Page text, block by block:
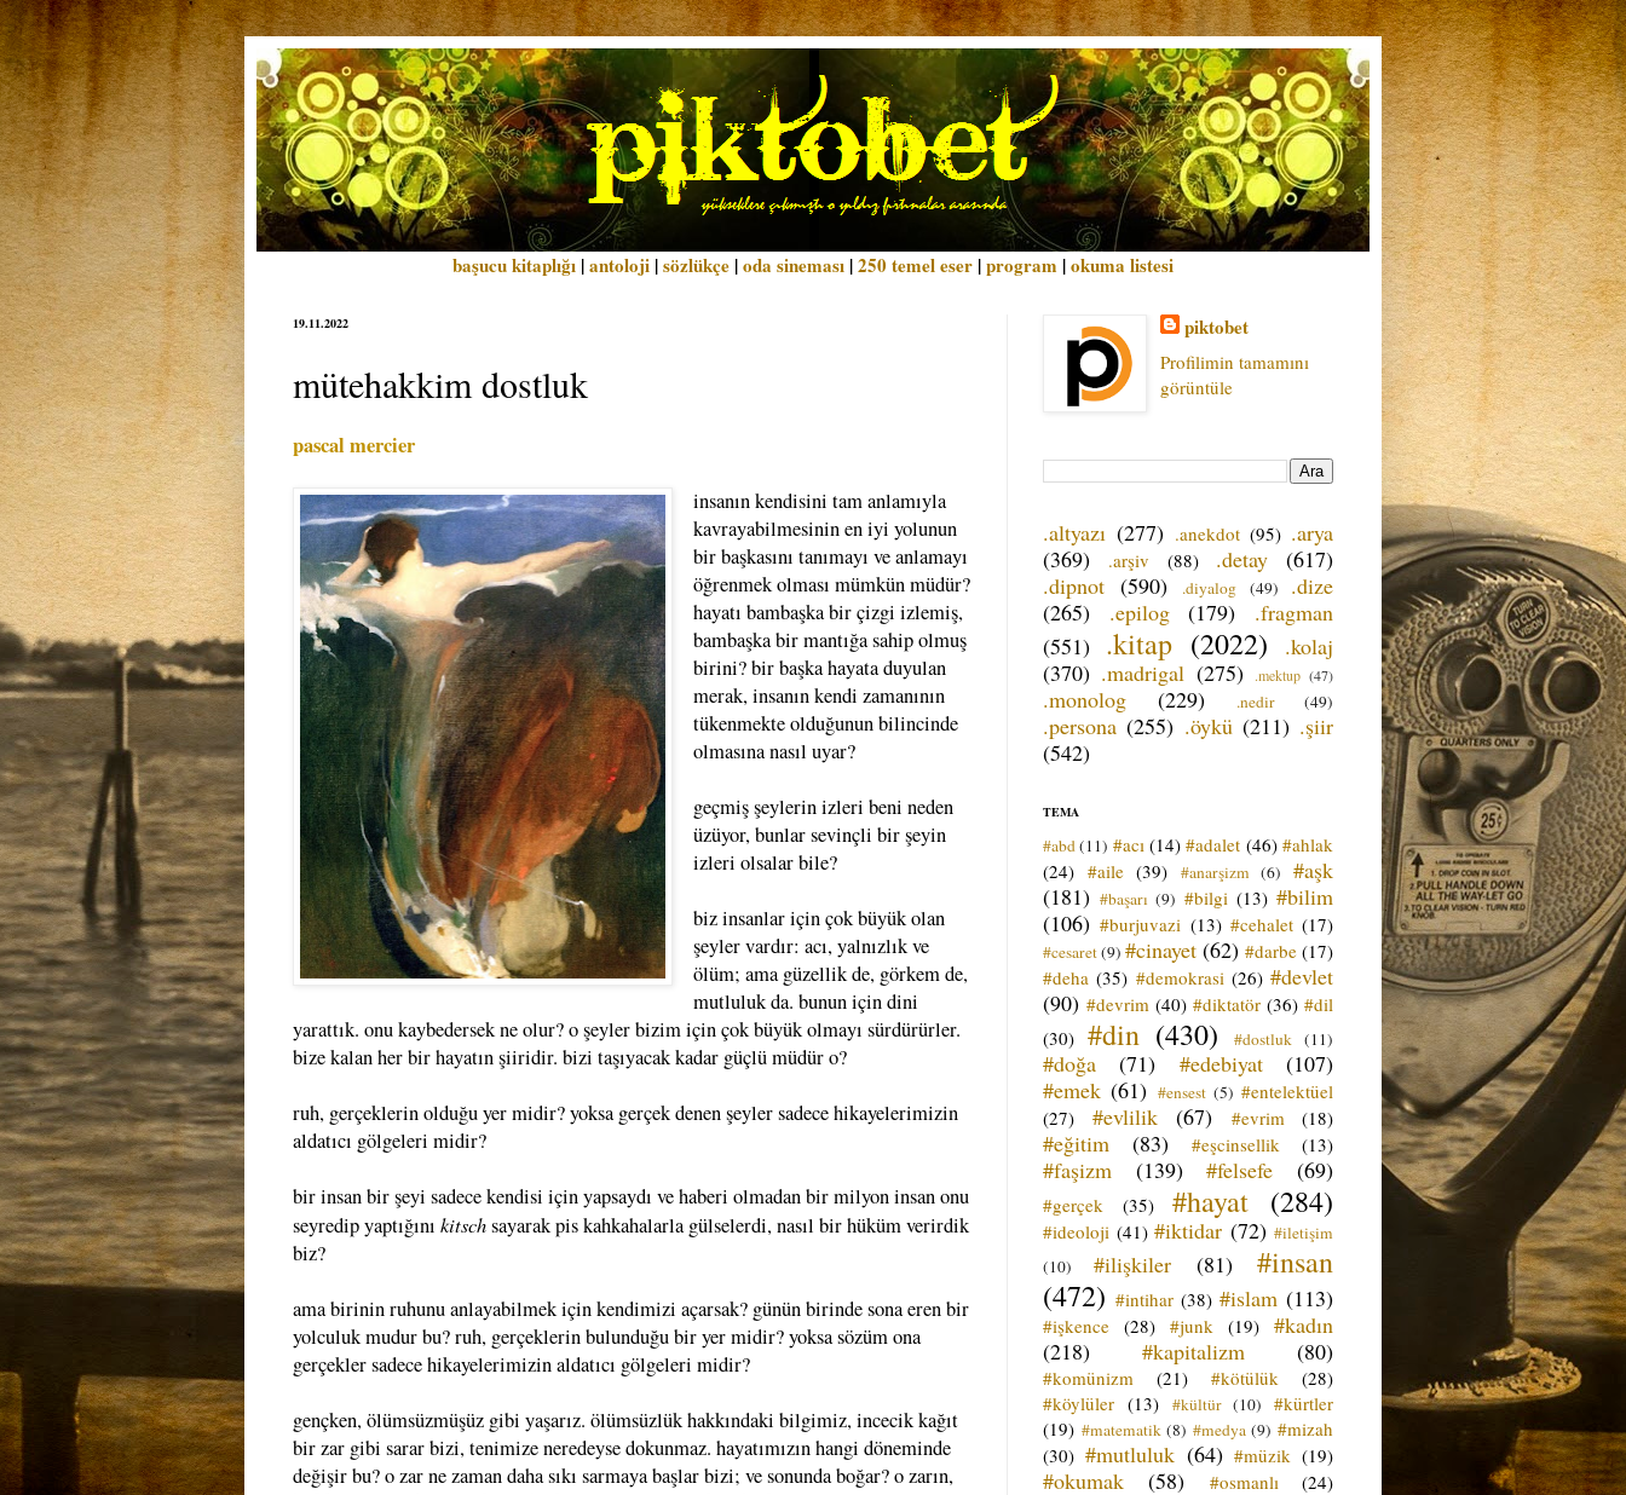
başucu kitaplığı |antoloji |sözlükçe |oda sineması |250 temel eser |program |okuma listesi
19.11.2022
mütehakkim dostluk
pascal mercier
insanın kendisini tam anlamıyla
kavrayabilmesinin en iyi yolunun
bir başkasını tanımayı ve anlamayı
öğrenmek olması mümkün müdür?
hayatı bambaşka bir çizgi izlemiş,
bambaşka bir mantığa sahip olmuş
birini? bir başka hayata duyulan
merak, insanın kendi zamanının
tükenmekte olduğunun bilincinde
olmasına nasıl uyar?
geçmiş şeylerin izleri beni neden
üzüyor, bunlar sevinçli bir şeyin
izleri olsalar bile?
biz insanlar için çok büyük olan
şeyler vardır: acı, yalnızlık ve
ölüm; ama güzellik de, görkem de,
mutluluk da. bunun için dini
yarattık. onu kaybedersek ne olur? o şeyler bizim için çok büyük olmayı sürdürürler.
bize kalan her bir hayatın şiiridir. bizi taşıyacak kadar güçlü müdür o?
ruh, gerçeklerin olduğu yer midir? yoksa gerçek denen şeyler sadece hikayelerimizin
aldatıcı gölgeleri midir?
bir insan bir şeyi sadece kendisi için yapsaydı ve haberi olmadan bir milyon insan onu
seyredip yaptığını kitschsayarak pis kahkahalarla gülselerdi, nasıl bir hüküm verirdik
biz?
ama birinin ruhunu anlayabilmek için kendimizi açarsak? günün birinde sona eren bir
yolculuk mudur bu? ruh, gerçeklerin bulunduğu bir yer midir? yoksa sözüm ona
gerçekler sadece hikayelerimizin aldatıcı gölgeleri midir?
gençken, ölümsüzmüşüz gibi yaşarız. ölümsüzlük hakkındaki bilgimiz, incecik kağıt
bir zar gibi sarar bizi, tenimize neredeyse dokunmaz. hayatımızın hangi döneminde
değişir bu? o zar ne zaman daha sıkı sarmaya başlar bizi; ve sonunda boğar? o zarın,
piktobet
Profilimin tamamını
görüntüle
.altyazı (277) .anekdot (95) .arya
(369)
.arşiv (88) .detay
(617)
.dipnot (590) .diyalog (49)
.dize
(265)
.epilog (179)
.fragman
(551) .kitap (2022)
.kolaj
(370) .madrigal (275) .mektup (47)
.monolog (229) .nedir (49)
.persona (255) .öykü (211) .şiir
(542)
TEMA
#abd (11) #acı (14) #adalet (46) #ahlak
(24) #aile (39) #anarşizm (6)
#aşk
(181) #başarı (9) #bilgi (13) #bilim
(106) #burjuvazi (13) #cehalet (17)
#cesaret(9) #cinayet (62) #darbe (17)
#deha (35) #demokrasi (26) #devlet
(90) #devrim (40) #diktatör (36) #dil
(30) #din (430) #dostluk (11)
#doğa (71) #edebiyat
(107)
#emek (61) #ensest (5) #entelektüel
(27)
#evlilik (67) #evrim (18)
#eğitim (83) #eşcinsellik (13)
#faşizm (139) #felsefe (69)
#gerçek (35) #hayat (284)
#ideoloji (41) #iktidar (72) #iletişim
(10)
#ilişkiler (81)
#insan
(472) #intihar (38) #islam (113)
#işkence (28) #junk (19) #kadın
(218)
#kapitalizm (80)
#komünizm (21) #kötülük
(28)
#köylüler (13) #kültür (10)
#kürtler
(19) #matematik (8) #medya (9) #mizah
(30) #mutluluk (64) #müzik (19)
#okumak (58) #osmanlı (24)